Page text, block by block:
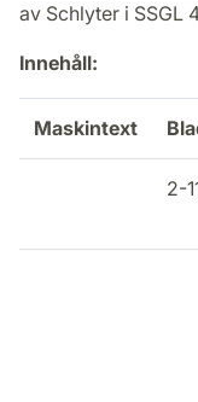
av Schlyter i SSGL
Innehåll:
Maskintext
2-